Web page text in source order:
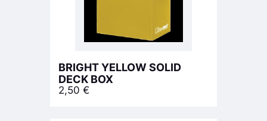
BRIGHT YELLOW SOLID
DECK BOX
2,50 €